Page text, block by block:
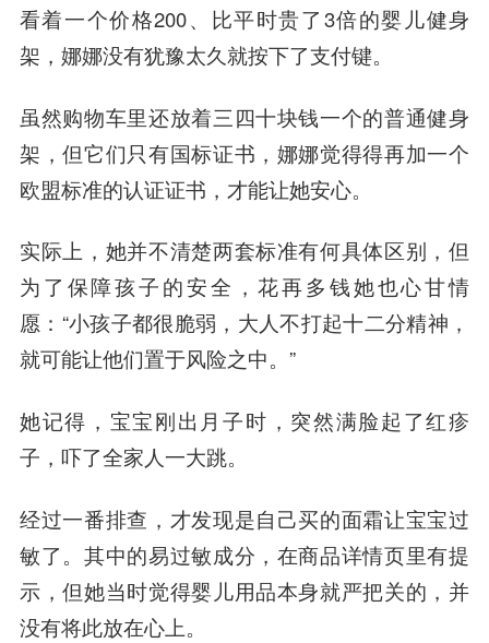
看着一个价格200、比平时贵了3倍的婴儿健身
架，娜娜没有犹豫太久就按下了支付键。
虽然购物车里还放着三四十块钱一个的普通健身
架，但它们只有国标证书，娜娜觉得得再加一个
欧盟标准的认证证书，才能让她安心。
实际上，她并不清楚两套标准有何具体区别，但
为了保障孩子的安全，花再多钱她也心甘情
愿：“小孩子都很脆弱，大人不打起十二分精神，
就可能让他们置于风险之中。”
她记得，宝宝刚出月子时，突然满脸起了红疹
子，吓了全家人一大跳。
经过一番排查，才发现是自己买的面霜让宝宝过
敏了。其中的易过敏成分，在商品详情页里有提
示，但她当时觉得婴儿用品本身就严把关的，并
没有将此放在心上。